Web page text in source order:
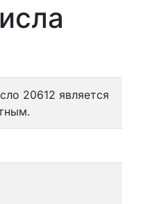
20612 является